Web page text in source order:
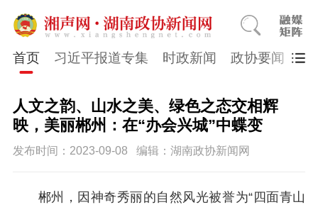
首页 习近平报道专集 时政新闻 政协要闻 市
人文之韵、山水之美、绿色之态交相辉
映，美丽郴州：在“办会兴城”中蝶变
发布时间：2023-09-08 编辑：湖南政协新闻网
郴州，因神奇秀丽的自然风光被誉为“四面青山